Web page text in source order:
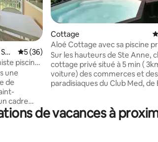
: 4,93 sur 5
Évaluation moyenne sur la base de 36
5 (36)
piscine
une
de
cadre
avec
Cottage
Aloé Cottage avec sa piscine
Sur les hauteurs de Ste Anne,
cottage privé situé à 5 min ( 3km en
voiture) des commerces et
paradisiaques du Club Med, de
bénéficie d’un cadre
d’une ventilation naturelle. Idéal pour les
de vacances à